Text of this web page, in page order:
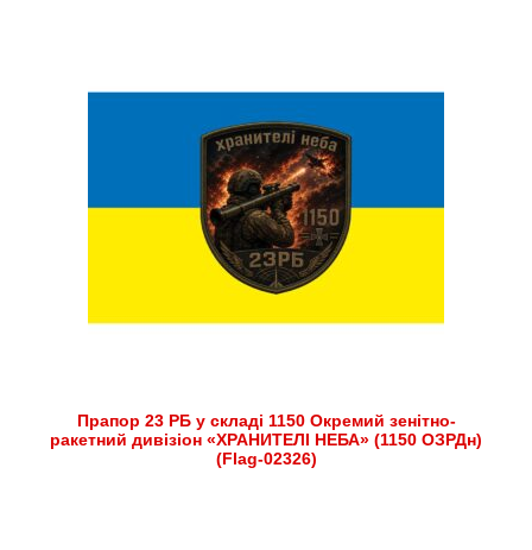
Прапор 23 РБ у складі 1150 Окремий зенітно-
ракетний дивізіон «ХРАНИТЕЛІ НЕБА» (1150 ОЗРДн)
(Flag-02326)